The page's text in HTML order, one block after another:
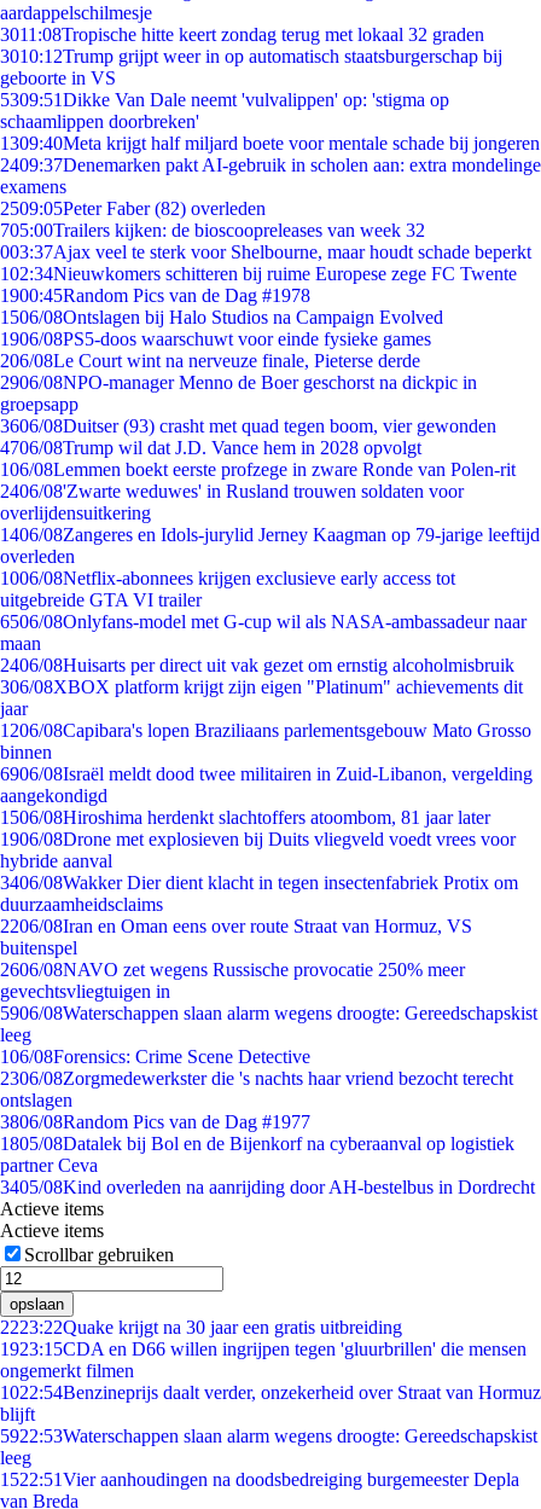
aardappelschilmesje
3011:08Tropische hitte keert zondag terug met lokaal 32 graden
3010:12Trump grijpt weer in op automatisch staatsburgerschap bij
geboorte in VS
5309:51Dikke Van Dale neemt 'vulvalippen' op: 'stigma op
schaamlippen doorbreken'
1309:40Meta krijgt half miljard boete voor mentale schade bij jongeren
2409:37Denemarken pakt AI-gebruik in scholen aan: extra mondelinge
examens
2509:05Peter Faber (82) overleden
705:00Trailers kijken: de bioscoopreleases van week 32
003:37Ajax veel te sterk voor Shelbourne, maar houdt schade beperkt
102:34Nieuwkomers schitteren bij ruime Europese zege FC Twente
1900:45Random Pics van de Dag #1978
1506/08Ontslagen bij Halo Studios na Campaign Evolved
1906/08PS5-doos waarschuwt voor einde fysieke games
206/08Le Court wint na nerveuze finale, Pieterse derde
2906/08NPO-manager Menno de Boer geschorst na dickpic in
groepsapp
3606/08Duitser (93) crasht met quad tegen boom, vier gewonden
4706/08Trump wil dat J.D. Vance hem in 2028 opvolgt
106/08Lemmen boekt eerste profzege in zware Ronde van Polen-rit
2406/08'Zwarte weduwes' in Rusland trouwen soldaten voor
overlijdensuitkering
1406/08Zangeres en Idols-jurylid Jerney Kaagman op 79-jarige leeftijd
overleden
1006/08Netflix-abonnees krijgen exclusieve early access tot
uitgebreide GTA VI trailer
6506/08Onlyfans-model met G-cup wil als NASA-ambassadeur naar
maan
2406/08Huisarts per direct uit vak gezet om ernstig alcoholmisbruik
306/08XBOX platform krijgt zijn eigen "Platinum" achievements dit
jaar
1206/08Capibara's lopen Braziliaans parlementsgebouw Mato Grosso
binnen
6906/08Israël meldt dood twee militairen in Zuid-Libanon, vergelding
aangekondigd
1506/08Hiroshima herdenkt slachtoffers atoombom, 81 jaar later
1906/08Drone met explosieven bij Duits vliegveld voedt vrees voor
hybride aanval
3406/08Wakker Dier dient klacht in tegen insectenfabriek Protix om
duurzaamheidsclaims
2206/08Iran en Oman eens over route Straat van Hormuz, VS
buitenspel
2606/08NAVO zet wegens Russische provocatie 250% meer
gevechtsvliegtuigen in
5906/08Waterschappen slaan alarm wegens droogte: Gereedschapskist
leeg
106/08Forensics: Crime Scene Detective
2306/08Zorgmedewerkster die 's nachts haar vriend bezocht terecht
ontslagen
3806/08Random Pics van de Dag #1977
1805/08Datalek bij Bol en de Bijenkorf na cyberaanval op logistiek
partner Ceva
3405/08Kind overleden na aanrijding door AH-bestelbus in Dordrecht
Actieve items
Actieve items
Scrollbar gebruiken
opslaan
2223:22Quake krijgt na 30 jaar een gratis uitbreiding
1923:15CDA en D66 willen ingrijpen tegen 'gluurbrillen' die mensen
ongemerkt filmen
1022:54Benzineprijs daalt verder, onzekerheid over Straat van Hormuz
blijft
5922:53Waterschappen slaan alarm wegens droogte: Gereedschapskist
leeg
1522:51Vier aanhoudingen na doodsbedreiging burgemeester Depla
van Breda